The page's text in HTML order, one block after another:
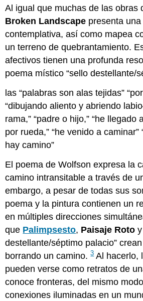
Al igual que muchas de las obras
Broken Landscape presenta
contemplativa, así como mapea
un terreno de quebrantamiento.
afectivos tienen una profunda
poema místico “sello destellante/
las palabras son alas tejidas
dibujando aliento y abriendo
rama,
padre o hijo, he llegado
por rueda,
he venido a caminar
hay camino
El poema de Wolfson expresa la
camino intransitable a través de
embargo, a pesar de todas sus
poema y la pintura contienen un
en múltiples direcciones
que Palimpsesto, Paisaje Roto
destellante/séptimo palacio”
borrando un camino.3Al hacerlo,
pueden verse como retratos de
conoce fronteras, del mismo
conexiones iluminadas en un